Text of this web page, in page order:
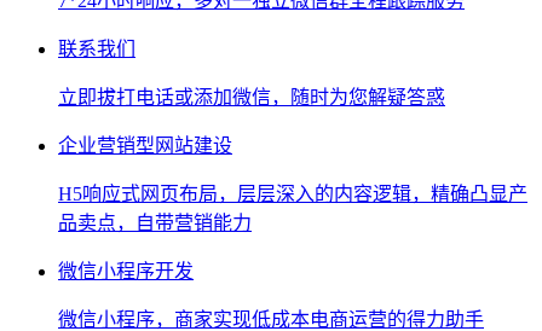
联系我们
立即拔打电话或添加微信，随时为您解疑答惑
企业营销型网站建设
H5响应式网页布局，层层深入的内容逻辑，精确凸显产
品卖点，自带营销能力
微信小程序开发
微信小程序，商家实现低成本电商运营的得力助手